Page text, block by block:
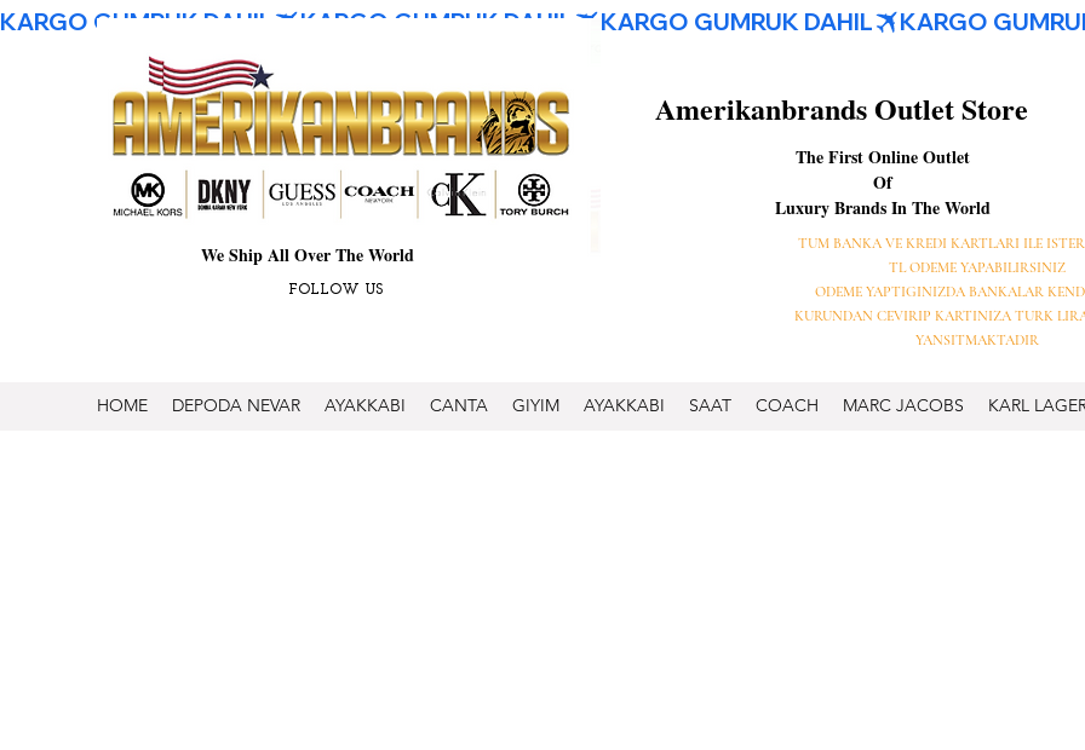
KARGO GUMRUK DAHIL
We Ship All Over The World
Amerikanbrands Outlet Store
The First Online Outlet
Of
Luxury Brands In The World
FOLLOW US
TUM BANKA VE KREDI KARTLARI ILE
TL ODEME YAPABILIRSINIZ
ODEME YAPTIGINIZDA BANKALAR
KURUNDAN CEVIRIP KARTINIZA TURK
YANSITMAKTADIR
HOME DEPODA NEVAR AYAKKABI CANTA GIYIM AYAKKABI SAAT COACH MARC JACOBS KARL